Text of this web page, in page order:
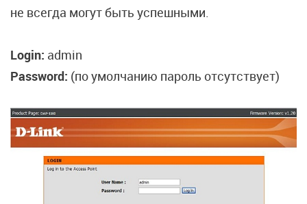
не всегда могут быть успешными.
Login: admin
Password: (по умолчанию пароль отсутствует)